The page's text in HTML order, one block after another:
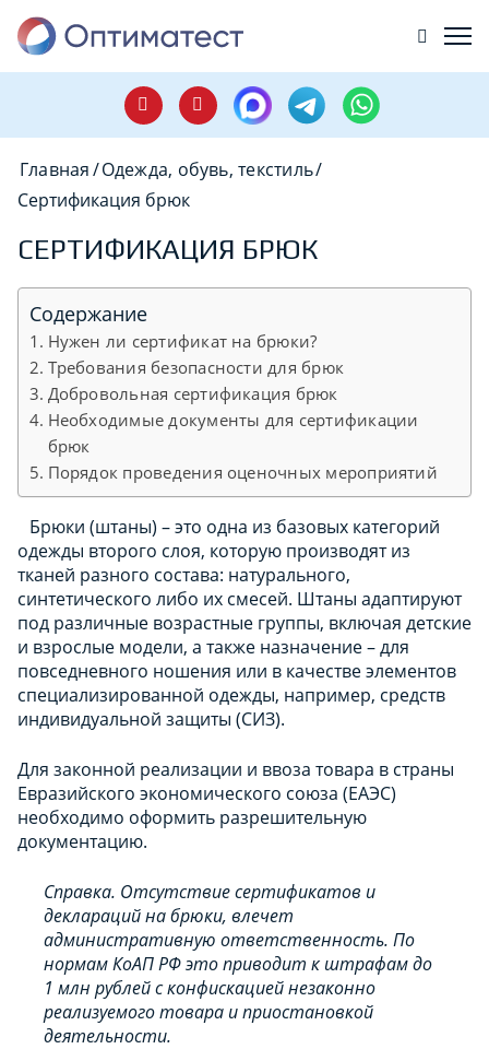
Главная/Одежда, обувь, текстиль/
Сертификация брюк
СЕРТИФИКАЦИЯ БРЮК
Содержание
Нужен ли сертификат на брюки?
Требования безопасности для брюк
Добровольная сертификация брюк
Необходимые документы для сертификации
брюк
Порядок проведения оценочных мероприятий
Брюки (штаны) – это одна из базовых категорий
одежды второго слоя, которую производят из
тканей разного состава: натурального,
синтетического либо их смесей. Штаны адаптируют
под различные возрастные группы, включая детские
и взрослые модели, а также назначение – для
повседневного ношения или в качестве элементов
специализированной одежды, например, средств
индивидуальной защиты (СИЗ).
Для законной реализации и ввоза товара в страны
Евразийского экономического союза (ЕАЭС)
необходимо оформить разрешительную
документацию.
Справка. Отсутствие сертификатов и
деклараций на брюки, влечет
административную ответственность. По
нормам КоАП РФ это приводит к штрафам до
1 млн рублей с конфискацией незаконно
реализуемого товара и приостановкой
деятельности.